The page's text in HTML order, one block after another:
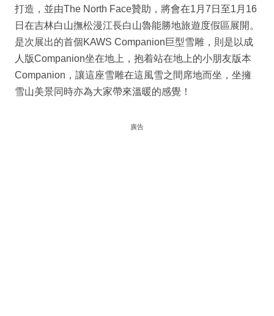
打造，並由The North Face贊助，將會在1月7日至1月16
日在吉林⽩⼭撫松漫江⻑⽩⼭魯能勝地旅遊度假區展開。
是次展出的首個KAWS Companion巨型雪雕，則是以成
人版Companion坐在地上，抱着站在地上的小朋友版本
Companion，讓這座雪雕在這風雪之間席地⽽坐，坐擁
雪⼭美景同時亦為大家帶來溫暖的感覺！
廣告